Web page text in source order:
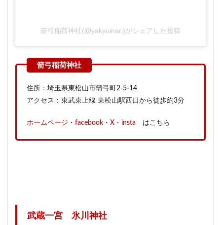
箭弓稲荷神社(@yakyuinari)がシェアした投稿
住所：埼玉県東松山市箭弓町2-5-14
アクセス：東武東上線 東松山駅西口から徒歩約3分
ホームページ ・ facebook ・ X ・ insta はこちら
武蔵一宮 氷川神社